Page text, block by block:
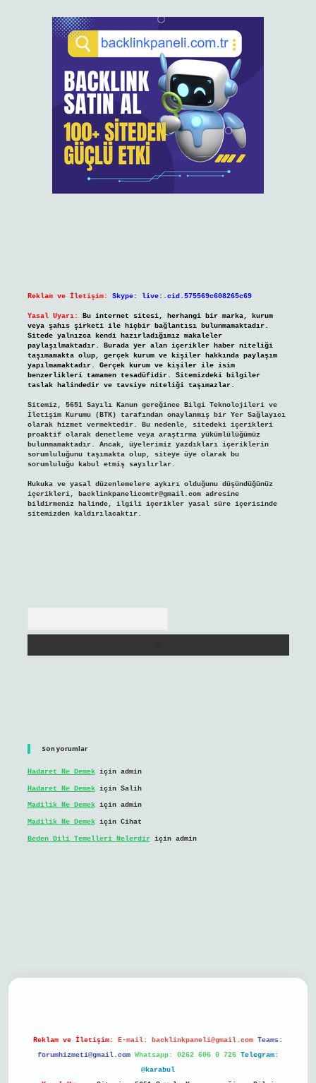
Reklam ve İletişim: Skype: live:.cid.575569c608265c69
Yasal Uyarı:
Bu internet sitesi, herhangi bir marka, kurum
veya şahıs şirketi ile hiçbir bağlantısı bulunmamaktadır.
Sitede yalnızca kendi hazırladığımız makaleler
paylaşılmaktadır. Burada yer alan içerikler haber niteliği
taşımamakta olup, gerçek kurum ve kişiler hakkında paylaşım
yapılmamaktadır. Gerçek kurum ve kişiler ile isim
benzerlikleri tamamen tesadüfidir. Sitemizdeki bilgiler
taslak halindedir ve tavsiye niteliği taşımazlar.
Sitemiz, 5651 Sayılı Kanun gereğince Bilgi Teknolojileri ve
İletişim Kurumu (BTK) tarafından onaylanmış bir Yer Sağlayıcı
olarak hizmet vermektedir. Bu nedenle, sitedeki içerikleri
proaktif olarak denetleme veya araştırma yükümlülüğümüz
bulunmamaktadır. Ancak, üyelerimiz yazdıkları içeriklerin
sorumluluğunu taşımakta olup, siteye üye olarak bu
sorumluluğu kabul etmiş sayılırlar.
Hukuka ve yasal düzenlemelere aykırı olduğunu düşündüğünüz
içerikleri, backlinkpanelicomtr@gmail.comadresine
bildirmeniz halinde, ilgili içerikler yasal süre içerisinde
sitemizden kaldırılacaktır.
Son yorumlar
Hadaret Ne Demekiçin admin
Hadaret Ne Demekiçin Salih
Madilik Ne Demekiçin admin
Madilik Ne Demekiçin Cihat
Beden Dili Temelleri Nelerdiriçin admin
Reklam ve İletişim: E-mail: backlinkpaneli@gmail.com Teams:
forumhizmeti@gmail.com Whatsapp: 0262 606 0 726 Telegram:
@karabul